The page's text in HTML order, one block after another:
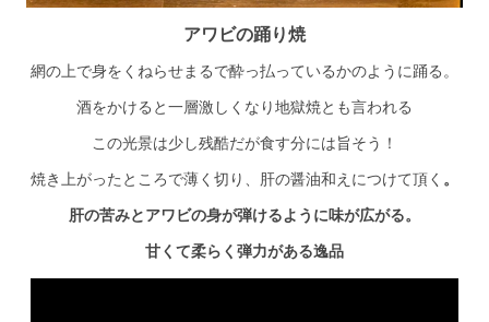
アワビの踊り焼
網の上で身をくねらせまるで酔っ払っているかのように踊る。
酒をかけると一層激しくなり地獄焼とも言われる
この光景は少し残酷だが食す分には旨そう！
焼き上がったところで薄く切り、肝の醤油和えにつけて頂く 。
肝の苦みとアワビの身が弾けるように味が広がる。
甘くて柔らく弾力がある逸品